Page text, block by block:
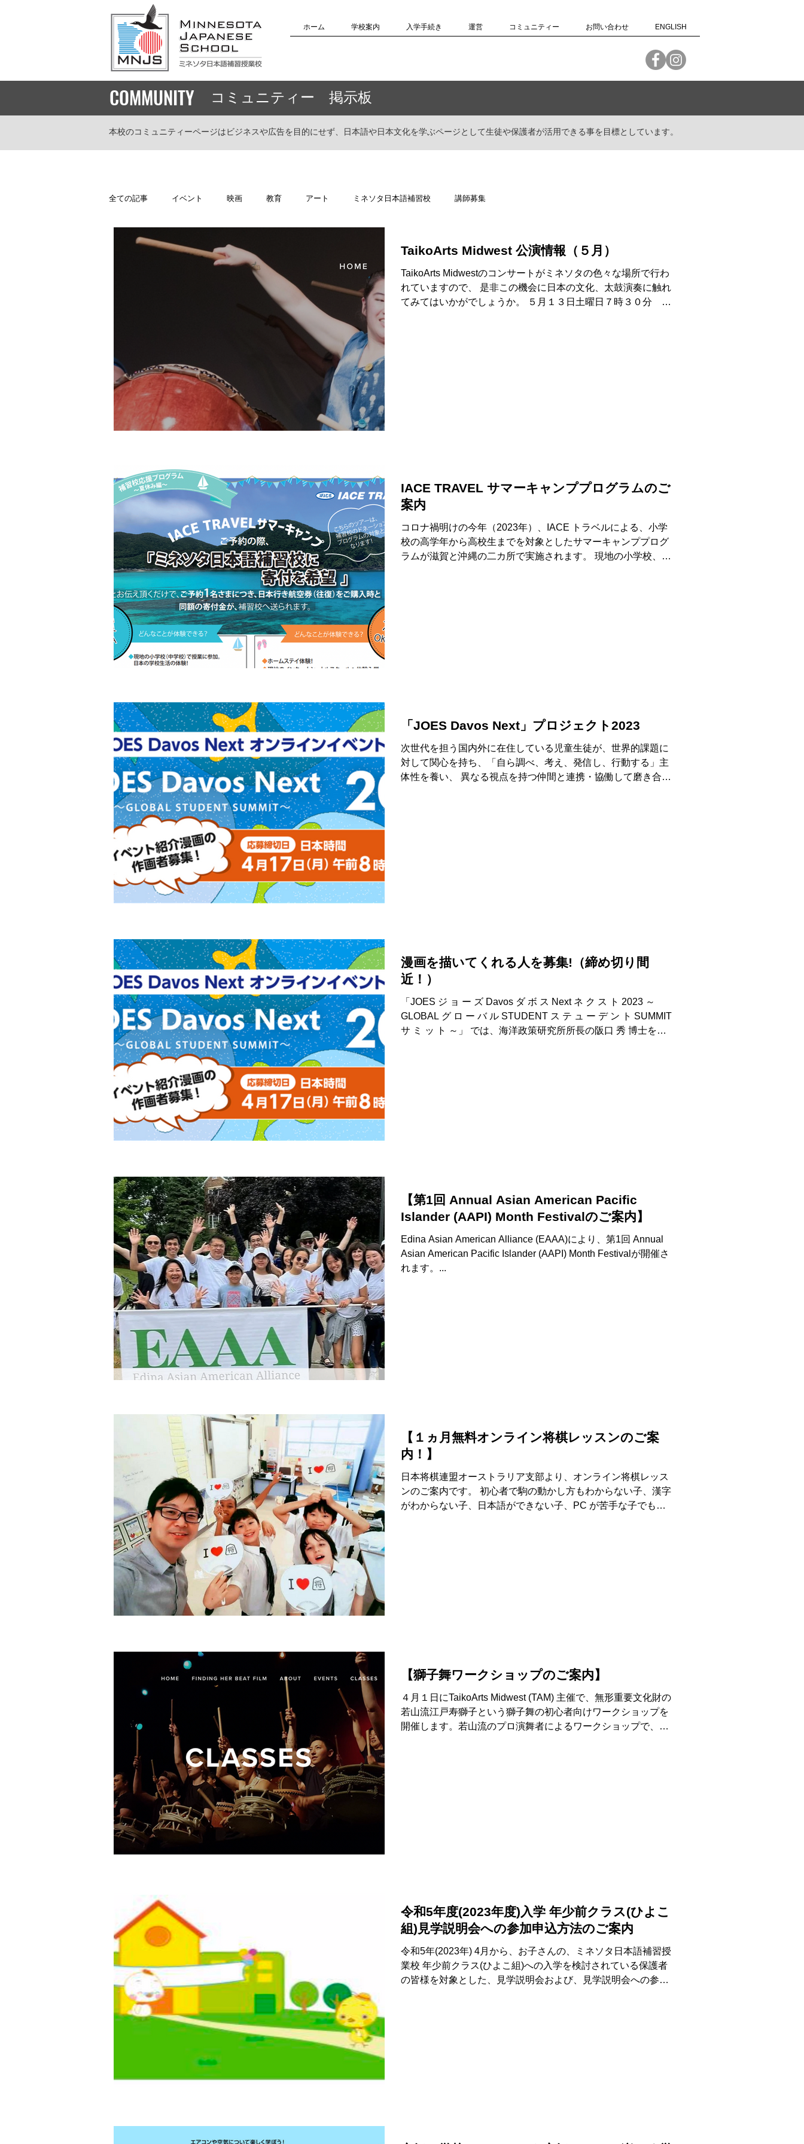
ホーム 学校案内 入学手続き 運営 コミュニティー お問い合わせ ENGLISH
COMMUNITY ​コミュニティー 掲示板
本校のコミュニティーページはビジネスや広告を目的にせず、日本語や日本文化を学ぶページとして生徒や保護者が活用できる事を目標としています。
全ての記事 イベント 映画 教育 アート ミネソタ日本語補習校 講師募集
TaikoArts Midwest 公演情報（５月）
TaikoArts Midwestのコンサートがミネソタの色々な場所で行わ
れていますので、 是非この機会に日本の文化、太鼓演奏に触れ
てみてはいかがでしょうか。 ５月１３日土曜日７時３０分 シ
IACE TRAVEL サマーキャンププログラムのご
案内
コロナ禍明けの今年（2023年）、IACE トラベルによる、小学
校の高学年から高校生までを対象としたサマーキャンププログ
ラムが滋賀と沖縄の二カ所で実施されます。 現地の小学校、中
「JOES Davos Next」プロジェクト2023
次世代を担う国内外に在住している児童生徒が、世界的課題に
対して関心を持ち、「自ら調べ、考え、発信し、行動する」主
体性を養い、 異なる視点を持つ仲間と連携・協働して磨き合っ
漫画を描いてくれる人を募集!（締め切り間
近！）
「JOES ジ ョ ー ズ Davos ダ ボ ス Next ネ ク ス ト 2023 ～
GLOBAL グ ロ ー バ ル STUDENT ス テ ュ ー デ ン ト SUMMIT
サ ミ ッ ト ～」 では、海洋政策研究所所長の阪口 秀 博士を基
【第1回 Annual Asian American Pacific
Islander (AAPI) Month Festivalのご案内】
Edina Asian American Alliance (EAAA)により、第1回 Annual
Asian American Pacific Islander (AAPI) Month Festivalが開催さ
れます。...
【１ヵ月無料オンライン将棋レッスンのご案
内！】
日本将棋連盟オーストラリア支部より、オンライン将棋レッス
ンのご案内です。 初心者で駒の動かし方もわからない子、漢字
がわからない子、日本語ができない子、PC が苦手な子でも、
【獅子舞ワークショップのご案内】
４月１日にTaikoArts Midwest (TAM) 主催で、無形重要文化財の
若山流江戸寿獅子という獅子舞の初心者向けワークショップを
開催します。若山流のプロ演舞者によるワークショップで、芸
令和5年度(2023年度)入学 年少前クラス(ひよこ
組)見学説明会への参加申込方法のご案内
令和5年(2023年) 4月から、お子さんの、ミネソタ日本語補習授
業校 年少前クラス(ひよこ組)への入学を検討されている保護者
の皆様を対象とした、見学説明会および、見学説明会への参加